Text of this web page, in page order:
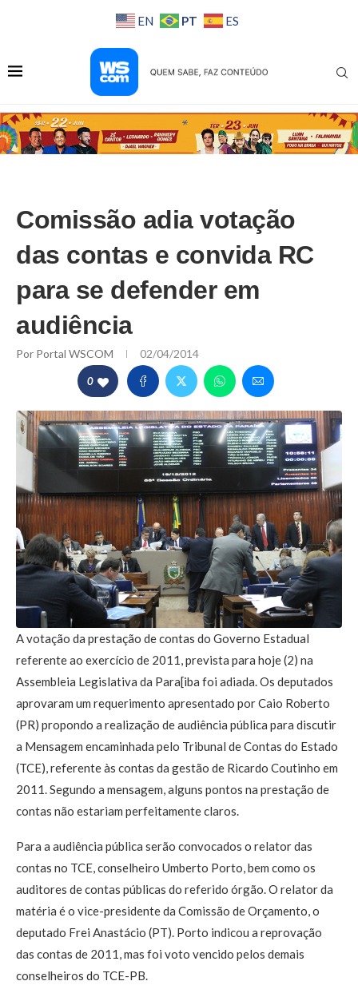
EN PT ES
Comissão adia votação
das contas e convida RC
para se defender em
audiência
Por Portal WSCOM 02/04/2014
0
A votação da prestação de contas do Governo Estadual
referente ao exercício de 2011, prevista para hoje (2) na
Assembleia Legislativa da Para[iba foi adiada. Os deputados
aprovaram um requerimento apresentado por Caio Roberto
(PR) propondo a realização de audiência pública para discutir
a Mensagem encaminhada pelo Tribunal de Contas do Estado
(TCE), referente às contas da gestão de Ricardo Coutinho em
2011. Segundo a mensagem, alguns pontos na prestação de
contas não estariam perfeitamente claros.
Para a audiência pública serão convocados o relator das
contas no TCE, conselheiro Umberto Porto, bem como os
auditores de contas públicas do referido órgão. O relator da
matéria é o vice-presidente da Comissão de Orçamento, o
deputado Frei Anastácio (PT). Porto indicou a reprovação
das contas de 2011, mas foi voto vencido pelos demais
conselheiros do TCE-PB.